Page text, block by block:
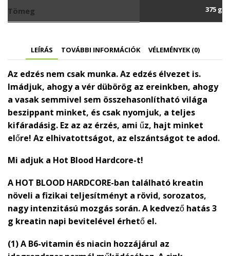
Tömeg 375 g
LEÍRÁS TOVÁBBI INFORMÁCIÓK VÉLEMÉNYEK (0)
Az edzés nem csak munka. Az edzés élvezet is.
Imádjuk, ahogy a vér dübörög az ereinkben, ahogy
a vasak semmivel sem összehasonlítható világa
beszippant minket, és csak nyomjuk, a teljes
kifáradásig. Ez az az érzés, ami űz, hajt minket
előre! Az elhivatottságot, az elszántságot te adod.
Mi adjuk a Hot Blood Hardcore-t!
A HOT BLOOD HARDCORE-ban található kreatin
növeli a fizikai teljesítményt a rövid, sorozatos,
nagy intenzitású mozgás során. A kedvező hatás 3
g kreatin napi bevitelével érhető el.
(1) A B6-vitamin és niacin hozzájárul az